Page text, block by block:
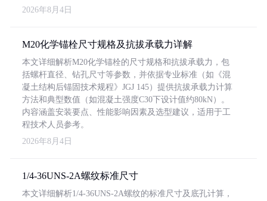
2026年8月4日
M20化学锚栓尺寸规格及抗拔承载力详解
本文详细解析M20化学锚栓的尺寸规格和抗拔承载力，包
括螺杆直径、钻孔尺寸等参数，并依据专业标准（如《混
凝土结构后锚固技术规程》JGJ 145）提供抗拔承载力计算
方法和典型数值（如混凝土强度C30下设计值约80kN）。
内容涵盖安装要点、性能影响因素及选型建议，适用于工
程技术人员参考。
2026年8月4日
1/4-36UNS-2A螺纹标准尺寸
本文详细解析1/4-36UNS-2A螺纹的标准尺寸及底孔计算，